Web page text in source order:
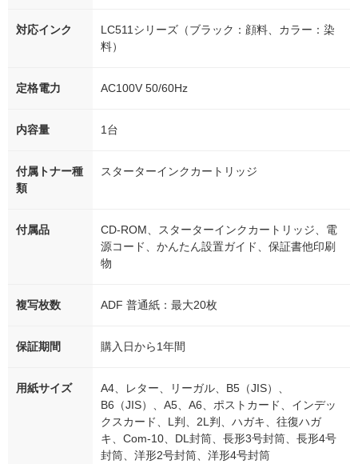
対応インク
LC511シリーズ（ブラック：顔料、カラー：染
料）
定格電力 AC100V 50/60Hz
内容量 1台
付属トナー種
類
スターターインクカートリッジ
付属品
CD-ROM、スターターインクカートリッジ、電
源コード、かんたん設置ガイド、保証書他印刷
物
複写枚数 ADF 普通紙：最大20枚
保証期間 購入日から1年間
用紙サイズ
A4、レター、リーガル、B5（JIS）、
B6（JIS）、A5、A6、ポストカード、インデッ
クスカード、L判、2L判、ハガキ、往復ハガ
キ、Com-10、DL封筒、長形3号封筒、長形4号
封筒、洋形2号封筒、洋形4号封筒